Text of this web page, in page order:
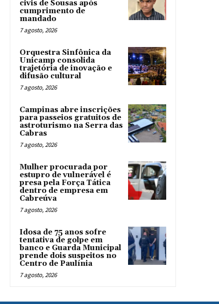
civis de Sousas após
cumprimento de
mandado
7 agosto, 2026
Orquestra Sinfônica da
Unicamp consolida
trajetória de inovação e
difusão cultural
7 agosto, 2026
Campinas abre inscrições
para passeios gratuitos de
astroturismo na Serra das
Cabras
7 agosto, 2026
Mulher procurada por
estupro de vulnerável é
presa pela Força Tática
dentro de empresa em
Cabreúva
7 agosto, 2026
Idosa de 75 anos sofre
tentativa de golpe em
banco e Guarda Municipal
prende dois suspeitos no
Centro de Paulínia
7 agosto, 2026